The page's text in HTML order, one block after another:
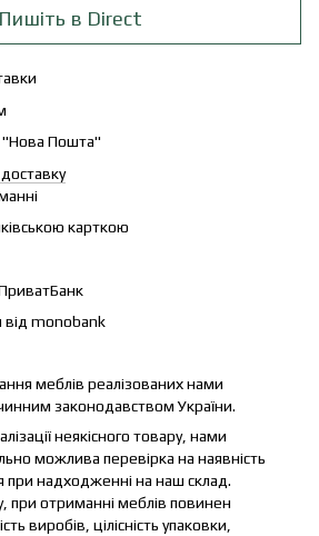
Пишіть в Direct
"Нова Пошта"
карткою
від monobank
меблів реалізованих нами
законодавством України.
неякісного товару, нами
можлива перевірка на наявність
при надходженні на наш склад.
при отриманні меблів повинен
виробів, цілісність упаковки,